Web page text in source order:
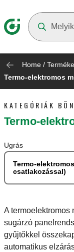
Home /
Termo-elektromos
KATEGÓRIÁK
Termo-
Ugrás
Termo-
csatlakozással)
A termoelektromos
sugárzó
gyűjtőkkel
automatikus